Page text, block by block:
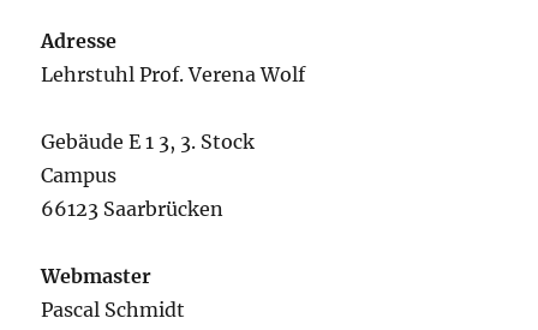
Adresse
Lehrstuhl Prof. Verena Wolf
Gebäude E 1 3, 3. Stock
Campus
66123 Saarbrücken
Webmaster
Pascal Schmidt